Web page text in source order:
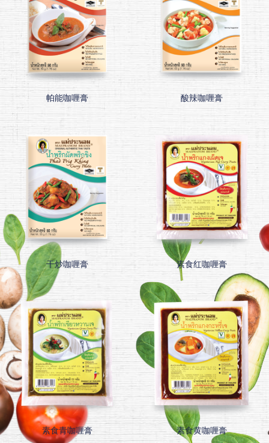
帕能咖喱膏 酸辣咖喱膏
干炒咖喱膏 素食红咖喱膏
素食青咖喱膏 素食黄咖喱膏